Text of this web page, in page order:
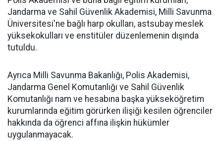
Jandarma ve Sahil Güvenlik Akademisi, Milli Savunma
Üniversitesi'ne bağlı harp okulları, astsubay meslek
yüksekokulları ve enstitüler düzenlemenin dışında
tutuldu.
Ayrıca Milli Savunma Bakanlığı, Polis Akademisi,
Jandarma Genel Komutanlığı ve Sahil Güvenlik
Komutanlığı nam ve hesabına başka yükseköğretim
kurumlarında eğitim görürken ilişiği kesilen öğrenciler
hakkında da öğrenci affına ilişkin hükümler
uygulanmayacak.